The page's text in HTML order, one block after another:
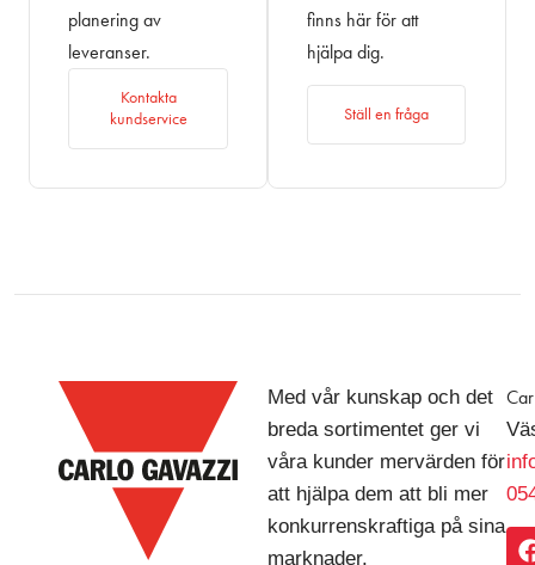
planering av
leveranser.
Kontakta
kundservice
finns här för att
hjälpa dig.
Ställ en fråga
Med vår kunskap och det
breda sortimentet ger vi
våra kunder mervärden för
att hjälpa dem att bli mer
konkurrenskraftiga på sina
marknader.